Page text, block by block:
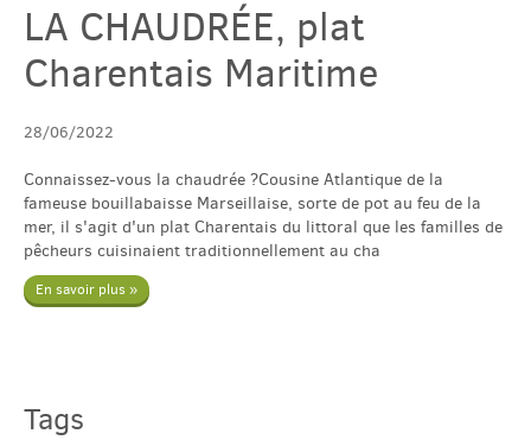
Tarif & Contact
Accès & Tourisme
Plus
LA CHAUDRÉE, plat
Charentais Maritime
28/06/2022
Connaissez-vous la chaudrée ?Cousine Atlantique de la
fameuse bouillabaisse Marseillaise, sorte de pot au feu de la
mer, il s'agit d'un plat Charentais du littoral que les familles de
pêcheurs cuisinaient traditionnellement au cha
En savoir plus »
Tags